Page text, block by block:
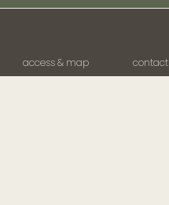
access & map contact